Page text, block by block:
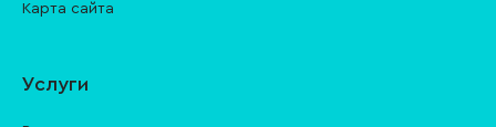
Карта сайта
Услуги